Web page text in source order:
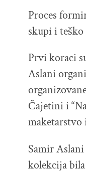
Proces
skupi i teško
Prvi koraci
Aslani
Čajetini i
Samir
kolekcija